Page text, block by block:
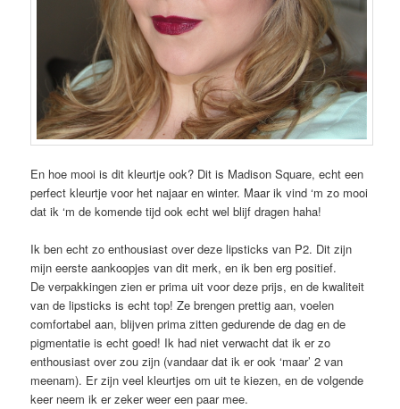
En hoe mooi is dit kleurtje ook? Dit is Madison Square, echt een
perfect kleurtje voor het najaar en winter. Maar ik vind ‘m zo mooi
dat ik ‘m de komende tijd ook echt wel blijf dragen haha!
Ik ben echt zo enthousiast over deze lipsticks van P2. Dit zijn
mijn eerste aankoopjes van dit merk, en ik ben erg positief.
De verpakkingen zien er prima uit voor deze prijs, en de kwaliteit
van de lipsticks is echt top! Ze brengen prettig aan, voelen
comfortabel aan, blijven prima zitten gedurende de dag en de
pigmentatie is echt goed! Ik had niet verwacht dat ik er zo
enthousiast over zou zijn (vandaar dat ik er ook ‘maar’ 2 van
meenam). Er zijn veel kleurtjes om uit te kiezen, en de volgende
keer neem ik er zeker weer een paar mee.